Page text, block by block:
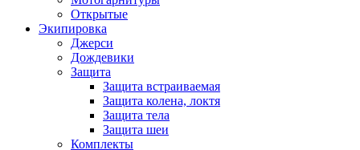
Открытые
Экипировка
Джерси
Дождевики
Защита
Защита встраиваемая
Защита колена, локтя
Защита тела
Защита шеи
Комплекты